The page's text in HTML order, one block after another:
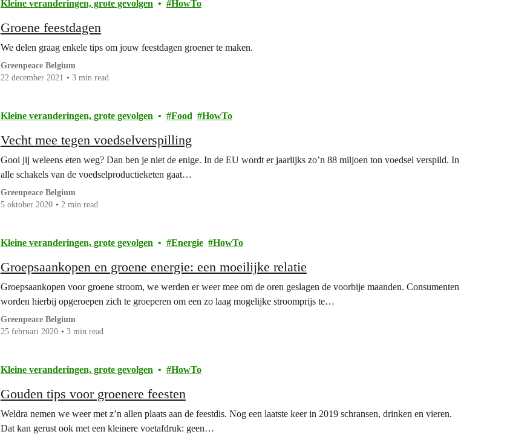
Kleine veranderingen, grote gevolgen HowTo
Groene feestdagen
We delen graag enkele tips om jouw feestdagen groener te maken.
Greenpeace Belgium
22 december 2021
3 min read
Kleine veranderingen, grote gevolgen Food HowTo
Vecht mee tegen voedselverspilling
Gooi jij weleens eten weg? Dan ben je niet de enige. In de EU wordt er jaarlijks zo’n 88 miljoen ton voedsel verspild. In
alle schakels van de voedselproductieketen gaat…
Greenpeace Belgium
5 oktober 2020
2 min read
Kleine veranderingen, grote gevolgen Energie HowTo
Groepsaankopen en groene energie: een moeilijke relatie
Groepsaankopen voor groene stroom, we werden er weer mee om de oren geslagen de voorbije maanden. Consumenten
worden hierbij opgeroepen zich te groeperen om een zo laag mogelijke stroomprijs te…
Greenpeace Belgium
25 februari 2020
3 min read
Kleine veranderingen, grote gevolgen HowTo
Gouden tips voor groenere feesten
Weldra nemen we weer met z’n allen plaats aan de feestdis. Nog een laatste keer in 2019 schransen, drinken en vieren.
Dat kan gerust ook met een kleinere voetafdruk: geen…